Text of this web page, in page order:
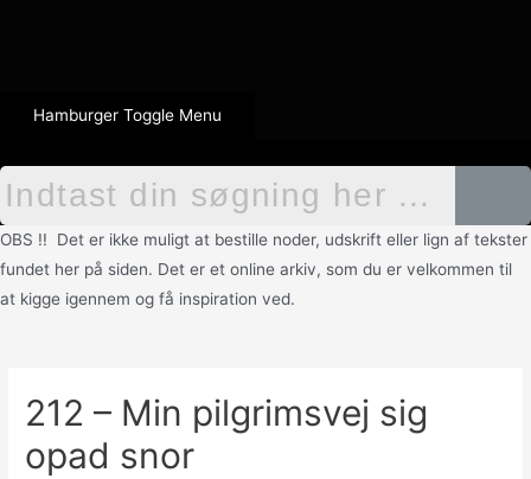
Hamburger Toggle Menu
OBS !! Det er ikke muligt at bestille noder, udskrift eller lign af tekster
fundet her på siden. Det er et online arkiv, som du er velkommen til
at kigge igennem og få inspiration ved.
212 – Min pilgrimsvej sig
opad snor